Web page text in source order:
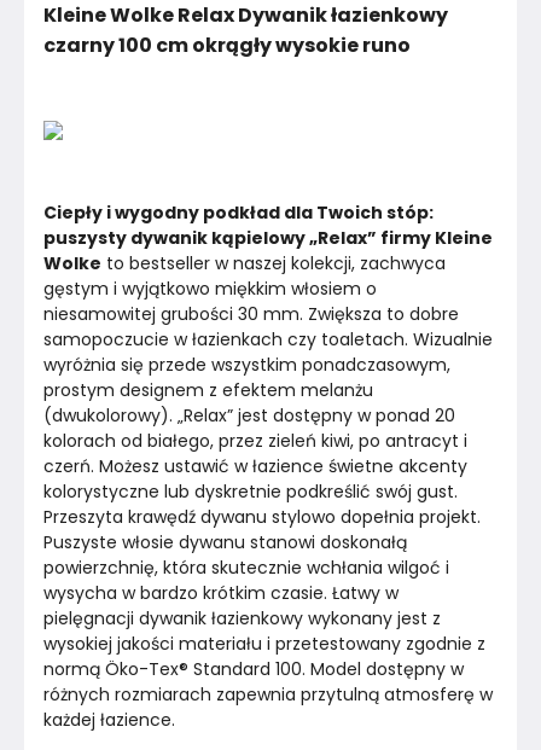
Kolor Biele kremy
Montaż
Kleine Wolke Relax Dywanik łazienkowy
czarny 100 cm okrągły wysokie runo
Ciepły i wygodny podkład dla Twoich stóp:
puszysty dywanik kąpielowy „Relax” firmy Kleine
Wolke to bestseller w naszej kolekcji, zachwyca
gęstym i wyjątkowo miękkim włosiem o
niesamowitej grubości 30 mm. Zwiększa to dobre
samopoczucie w łazienkach czy toaletach. Wizualnie
wyróżnia się przede wszystkim ponadczasowym,
prostym designem z efektem melanżu
(dwukolorowy). „Relax” jest dostępny w ponad 20
kolorach od białego, przez zieleń kiwi, po antracyt i
czerń. Możesz ustawić w łazience świetne akcenty
kolorystyczne lub dyskretnie podkreślić swój gust.
Przeszyta krawędź dywanu stylowo dopełnia projekt.
Puszyste włosie dywanu stanowi doskonałą
powierzchnię, która skutecznie wchłania wilgoć i
wysycha w bardzo krótkim czasie. Łatwy w
pielęgnacji dywanik łazienkowy wykonany jest z
wysokiej jakości materiału i przetestowany zgodnie z
normą Öko-Tex® Standard 100. Model dostępny w
różnych rozmiarach zapewnia przytulną atmosferę w
każdej łazience.